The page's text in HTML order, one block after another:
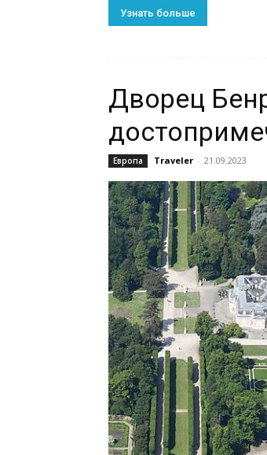
Узнать больше
Дворец
Европа Traveler - 21.09.2023